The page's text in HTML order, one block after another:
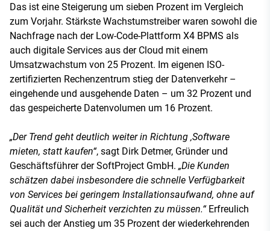
Das ist eine Steigerung um sieben Prozent im Vergleich
zum Vorjahr. Stärkste Wachstumstreiber waren sowohl die
Nachfrage nach der Low-Code-Plattform X4 BPMS als
auch digitale Services aus der Cloud mit einem
Umsatzwachstum von 25 Prozent. Im eigenen ISO-
zertifizierten Rechenzentrum stieg der Datenverkehr –
eingehende und ausgehende Daten – um 32 Prozent und
das gespeicherte Datenvolumen um 16 Prozent.
„Der Trend geht deutlich weiter in Richtung ‚Software
mieten, statt kaufen“, sagt Dirk Detmer, Gründer und
Geschäftsführer der SoftProject GmbH. „Die Kunden
schätzen dabei insbesondere die schnelle Verfügbarkeit
von Services bei geringem Installationsaufwand, ohne auf
Qualität und Sicherheit verzichten zu müssen.“Erfreulich
sei auch der Anstieg um 35 Prozent der wiederkehrenden